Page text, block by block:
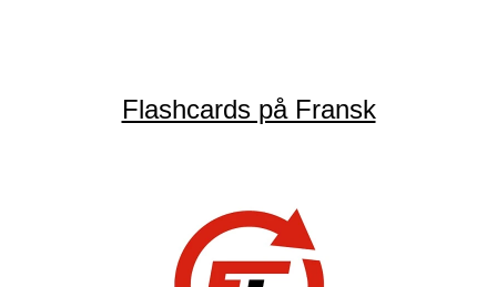
Flashcards på Fransk